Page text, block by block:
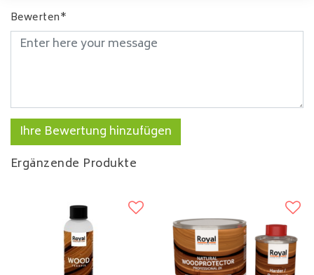
Bewerten*
Ihre Bewertung hinzufügen
Ergänzende Produkte